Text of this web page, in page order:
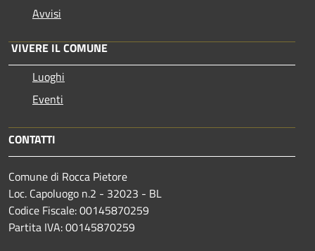
Avvisi
VIVERE IL COMUNE
Luoghi
Eventi
CONTATTI
Comune di Rocca Pietore
Loc. Capoluogo n.2 - 32023 - BL
Codice Fiscale: 00145870259
Partita IVA: 00145870259